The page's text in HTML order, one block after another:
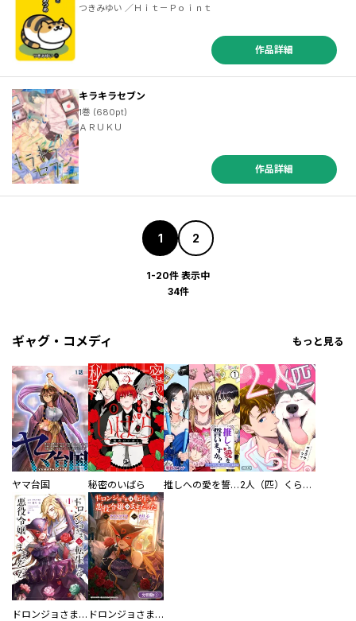
つきみゆい ／Ｈｉｔ－Ｐｏｉｎｔ
作品詳細
キラキラセブン
1巻 (680pt)
ＡＲＵＫＵ
作品詳細
1 2
1-20件 表示中
34件
ギャグ・コメディ もっと見る
ヤマ台国 秘密のいばら 推しへの愛を誓いますか？～アラサー女子、推しは逃げぬが人生逃げる～ 2人（匹）くらし。
ドロンジョさまは転生しても悪役令嬢のままだった ドロンジョさまは転生しても悪役令嬢のままだった【分冊版】